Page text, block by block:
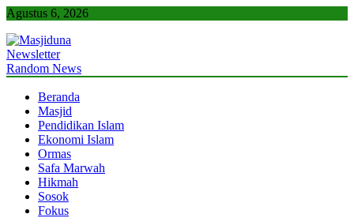
Skip
content
Agustus 6, 2026
Masjiduna
Referensi Berita Islam Indonesia
Newsletter
Random News
Beranda
Masjid
Pendidikan Islam
Ekonomi Islam
Ormas
Safa Marwah
Hikmah
Sosok
Fokus